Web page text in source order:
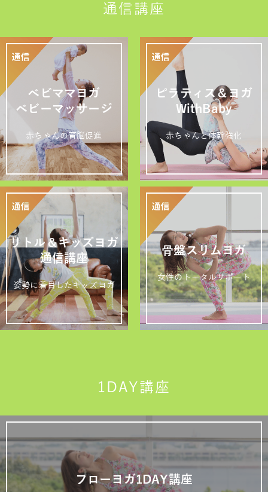
通信講座
ベビママヨガ
ベビーマッサージ
赤ちゃんの育脳促進
ピラティス＆ヨガ
WithBaby
赤ちゃんと体幹強化
リトル＆キッズヨガ
通信講座
姿勢に着目したキッズヨガ
骨盤スリムヨガ
女性のトータルサポート
1DAY講座
フローヨガ1DAY講座